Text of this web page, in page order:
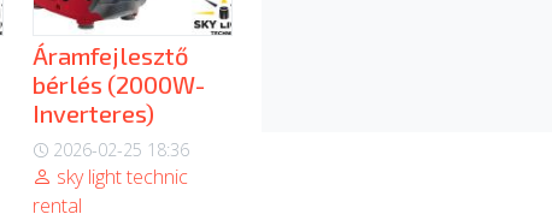
Áramfejlesztő
bérlés (2000W-
Inverteres)
2026-02-25 18:36
sky light technic
rental